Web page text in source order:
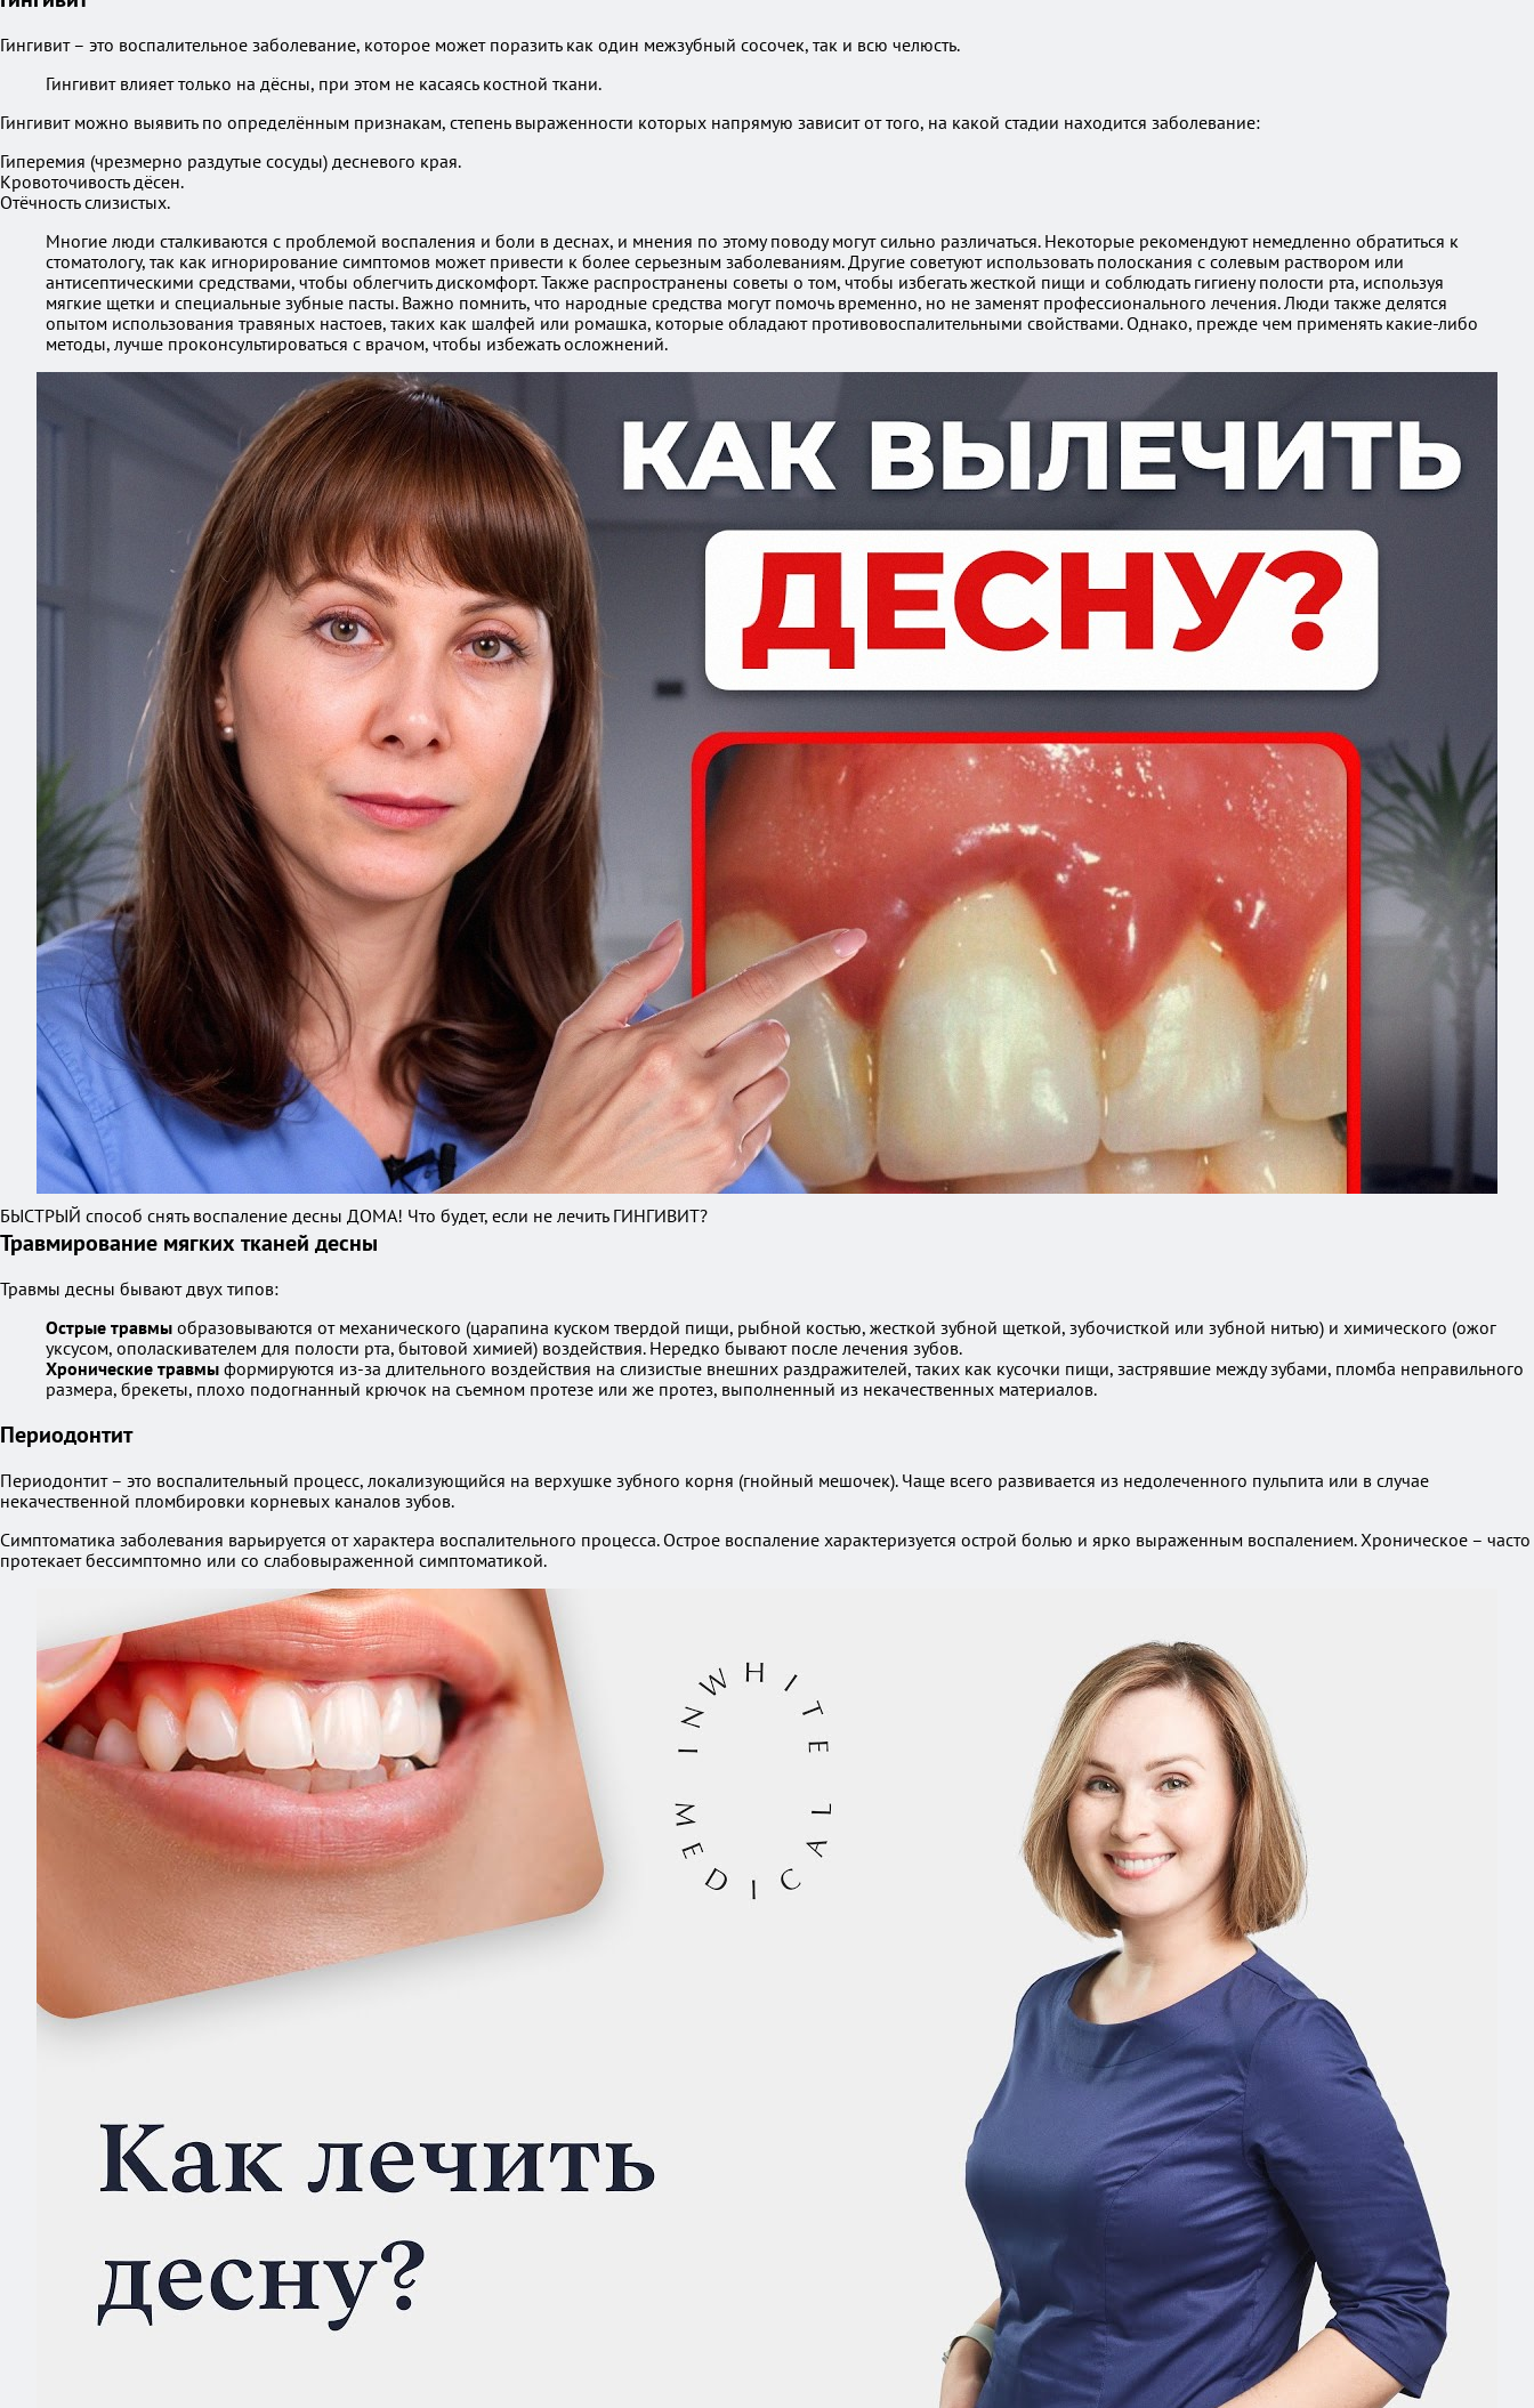
Гингивит – это воспалительное заболевание, которое может поразить как один межзубный сосочек, так и всю челюсть.
Гингивит влияет только на дёсны, при этом не касаясь костной ткани.
Гингивит можно выявить по определённым признакам, степень выраженности которых напрямую зависит от того, на какой стадии находится заболевание:
Гиперемия (чрезмерно раздутые сосуды) десневого края.
Кровоточивость дёсен.
Отёчность слизистых.
Многие люди сталкиваются с проблемой воспаления и боли в деснах, и мнения по этому поводу могут сильно различаться. Некоторые рекомендуют немедленно обратиться к
стоматологу, так как игнорирование симптомов может привести к более серьезным заболеваниям. Другие советуют использовать полоскания с солевым раствором или
антисептическими средствами, чтобы облегчить дискомфорт. Также распространены советы о том, чтобы избегать жесткой пищи и соблюдать гигиену полости рта, используя
мягкие щетки и специальные зубные пасты. Важно помнить, что народные средства могут помочь временно, но не заменят профессионального лечения. Люди также делятся
опытом использования травяных настоев, таких как шалфей или ромашка, которые обладают противовоспалительными свойствами. Однако, прежде чем применять какие-либо
методы, лучше проконсультироваться с врачом, чтобы избежать осложнений.
БЫСТРЫЙ способ снять воспаление десны ДОМА! Что будет, если не лечить ГИНГИВИТ?
Травмирование мягких тканей десны
Травмы десны бывают двух типов:
Острые травмы образовываются от механического (царапина куском твердой пищи, рыбной костью, жесткой зубной щеткой, зубочисткой или зубной нитью) и химического (ожог
уксусом, ополаскивателем для полости рта, бытовой химией) воздействия. Нередко бывают после лечения зубов.
Хронические травмы формируются из-за длительного воздействия на слизистые внешних раздражителей, таких как кусочки пищи, застрявшие между зубами, пломба неправильного
размера, брекеты, плохо подогнанный крючок на съемном протезе или же протез, выполненный из некачественных материалов.
Периодонтит
Периодонтит – это воспалительный процесс, локализующийся на верхушке зубного корня (гнойный мешочек). Чаще всего развивается из недолеченного пульпита или в случае
некачественной пломбировки корневых каналов зубов.
Симптоматика заболевания варьируется от характера воспалительного процесса. Острое воспаление характеризуется острой болью и ярко выраженным воспалением. Хроническое – часто
протекает бессимптомно или со слабовыраженной симптоматикой.